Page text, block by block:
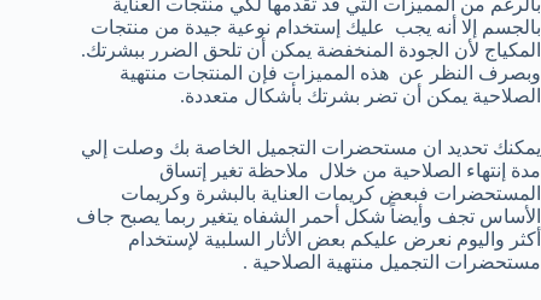
بالرغم من المميزات التي قد تقدمها لكي منتجات العناية
بالجسم إلا أنه يجب عليك إستخدام نوعية جيدة من منتجات
المكياج لأن الجودة المنخفضة يمكن أن تلحق الضرر ببشرتك.
وبصرف النظر عن هذه المميزات فإن المنتجات منتهية
الصلاحية يمكن أن تضر بشرتك بأشكال متعددة.
يمكنك تحديد ان مستحضرات التجميل الخاصة بك وصلت إلي
مدة إنتهاء الصلاحية من خلال ملاحظة تغير إتساق
المستحضرات فبعض كريمات العناية بالبشرة وكريمات
الأساس تجف وأيضاً شكل أحمر الشفاه يتغير ربما يصبح جاف
أكثر واليوم نعرض عليكم بعض الأثار السلبية لإستخدام
مستحضرات التجميل منتهية الصلاحية .